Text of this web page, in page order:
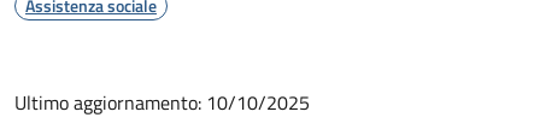
Assistenza sociale
Ultimo aggiornamento: 10/10/2025